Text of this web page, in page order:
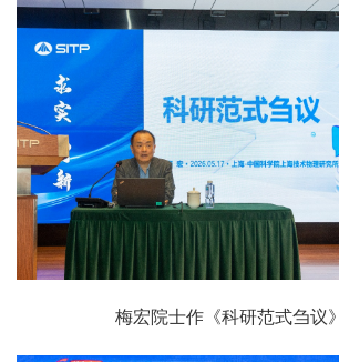
梅宏院士作《科研范式刍议